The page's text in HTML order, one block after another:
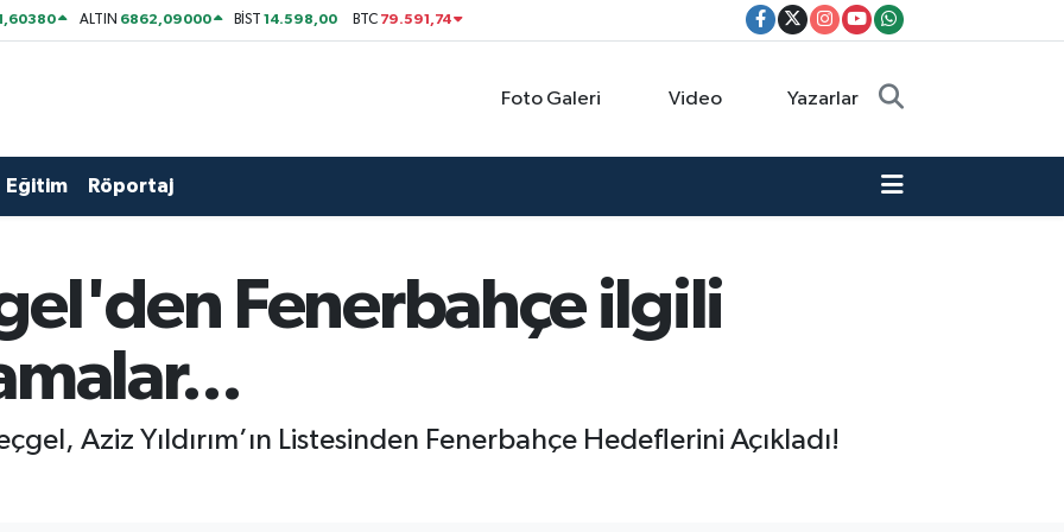
ALTIN 6862,09000 BİST14.598,00 BTC 79.591,74
Foto Galeri Video Yazarlar
Eğitim Röportaj
Fenerbahçe ilgili
Aziz Yıldırım’ın Listesinden Fenerbahçe Hedeflerini Açıkladı!